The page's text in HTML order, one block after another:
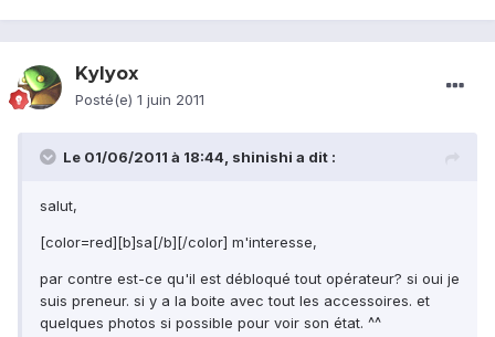
Kylyox
Posté(e) 1 juin 2011
Le 01/06/2011 à 18:44, shinishi a dit :
salut,
[color=red][b]sa[/b][/color] m'interesse,
par contre est-ce qu'il est débloqué tout opérateur? si oui je
suis preneur. si y a la boite avec tout les accessoires. et
quelques photos si possible pour voir son état. ^^